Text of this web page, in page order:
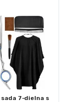
sada 7-dielna s